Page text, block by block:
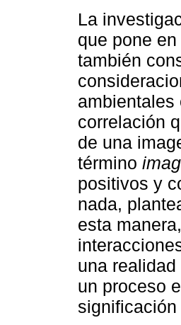
La
que pone en
también
ambientales
correlación
de una
término
positivos y
nada,
esta
una
un proceso